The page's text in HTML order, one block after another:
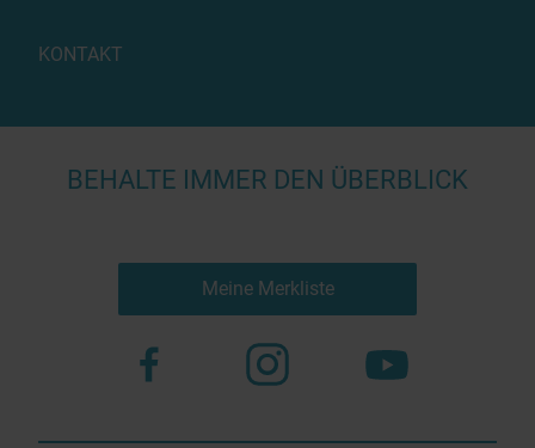
KONTAKT
BEHALTE IMMER DEN ÜBERBLICK
Meine Merkliste